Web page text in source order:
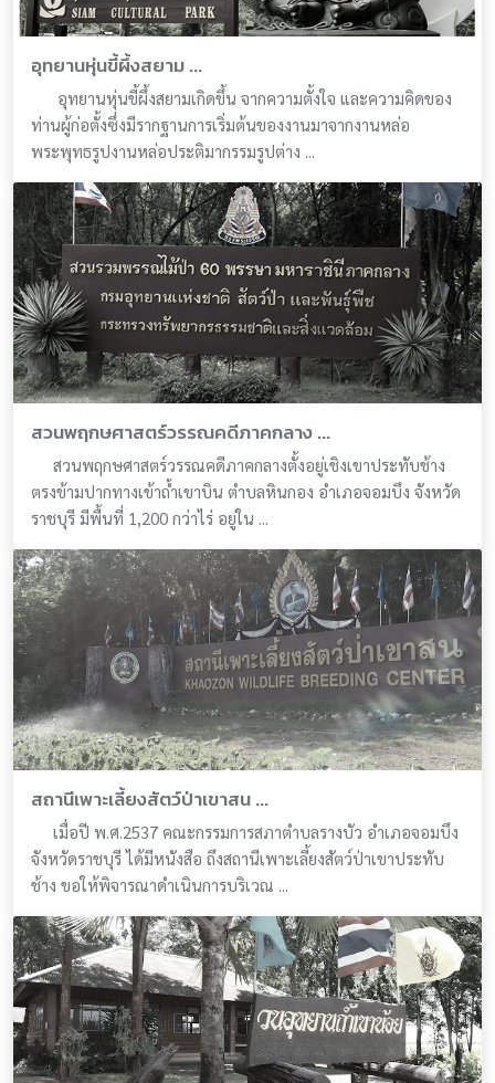
อุทยานหุ่นขี้ผึ้งสยาม ...
อุทยานหุ่นขี้ผึ้งสยามเกิดขึ้น จากความตั้งใจ และความคิดของ
ท่านผู้ก่อตั้งซึ่งมีรากฐานการเริ่มต้นของงานมาจากงานหล่อ
พระพุทธรูปงานหล่อประติมากรรมรูปต่าง ...
สวนพฤกษศาสตร์วรรณคดีภาคกลาง ...
สวนพฤกษศาสตร์วรรณคดีภาคกลางตั้งอยู่เชิงเขาประทับช้าง
ตรงข้ามปากทางเข้าถ้ำเขาบิน ตำบลหินกอง อำเภอจอมบึง จังหวัด
ราชบุรี มีพื้นที่ 1,200 กว่าไร่ อยู่ใน ...
สถานีเพาะเลี้ยงสัตว์ป่าเขาสน ...
เมื่อปี พ.ศ.2537 คณะกรรมการสภาตำบลรางบัว อำเภอจอมบึง
จังหวัดราชบุรี ได้มีหนังสือ ถึงสถานีเพาะเลี้ยงสัตว์ป่าเขาประทับ
ช้าง ขอให้พิจารณาดำเนินการบริเวณ ...